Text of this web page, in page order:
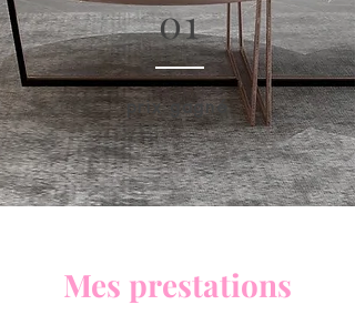
prix gagné
01
Mes prestations